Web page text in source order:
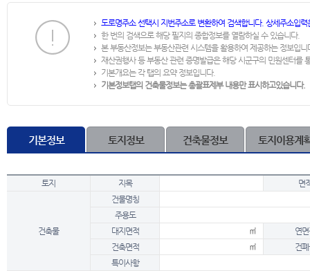
도로명주소 선택시 지번주소로 변환하여 검색합니다. 상세주소입
한 번의 검색으로 해당 필지의 종합정보를 열람하실 수 있습니다.
본 부동산정보는 부동산관련 시스템을 활용하여 제공하는 정보입니
재산권행사 등 부동산 관련 증명발급은 해당 시군구의 민원센터를
기본개요는 각 탭의 요약 정보입니다.
기본정보탭의 건축물정보는 총괄표제부 내용만 표시하고있습니다.
기본정보 토지정보 건축물정보 토지이용계
토지 지목 면
건축물
건물명칭
주용도
대지면적
㎡
연
건축면적
㎡
건
특이사항